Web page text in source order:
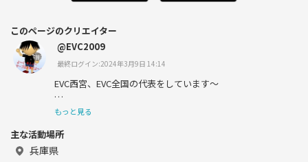
このページのクリエイター
@EVC2009
最終ログイン:2024年3月9日 14:14
EVC西宮、EVC全国の代表をしています～
いつまでも、バレーできたらいいな♪
よろしくです～(^-^ゞ
もっと見る
主な活動場所
兵庫県